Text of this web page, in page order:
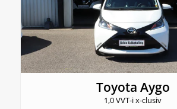
Toyota Aygo
1,0 VVT-i x-clusiv